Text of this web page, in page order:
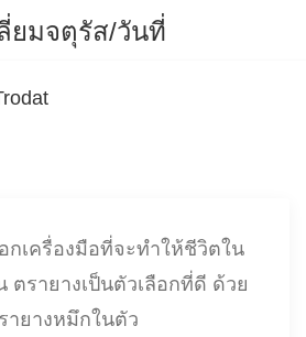
ยมจตุรัส/วันที่
ครื่องมือที่จะทำให้ชีวิตในแต่ละวัน
นตัวเลือกที่ดี ด้วยตรายางหมึกใน
ตัว